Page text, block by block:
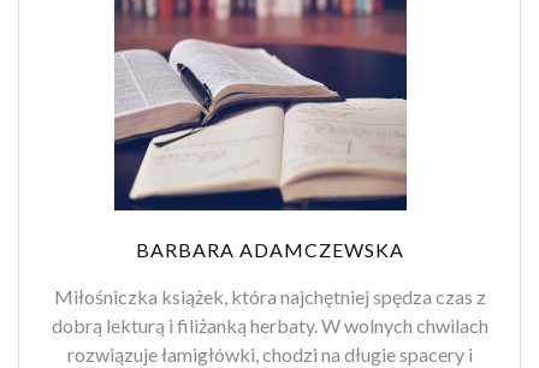
BARBARA ADAMCZEWSKA
Miłośniczka książek, która najchętniej spędza czas z
dobrą lekturą i filiżanką herbaty. W wolnych chwilach
rozwiązuje łamigłówki, chodzi na długie spacery i